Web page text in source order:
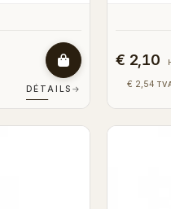
DÉTAILS →
€ 2,10
€ 2,54